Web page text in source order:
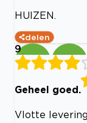
HUIZEN.
delen
9
Geheel goed.
Vlotte